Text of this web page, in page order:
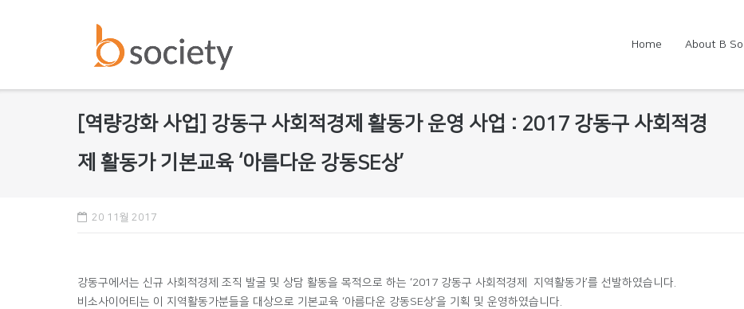
Home About B
[역량강화 사업] 강동구 사회적경제 활동가 운영 사업 : 2017 강동구 사회적경
제 활동가 기본교육 ‘아름다운 강동SE상’
20 11월 2017
강동구에서는 신규 사회적경제 조직 발굴 및 상담 활동을 목적으로 하는 ‘2017 강동구 사회적경제 지역활동가’를 선발하였습니다.
비소사이어티는 이 지역활동가분들을 대상으로 기본교육 ‘아름다운 강동SE상’을 기획 및 운영하였습니다.